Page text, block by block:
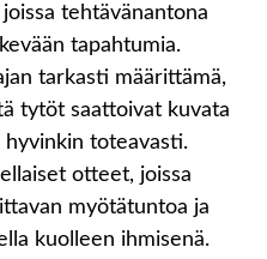
tehtävänantona
tapahtumia.
tarkasti määrittämä,
tytöt saattoivat kuvata
hyvinkin toteavasti.
otteet, joissa
myötätuntoa ja
kuolleen ihmisenä.